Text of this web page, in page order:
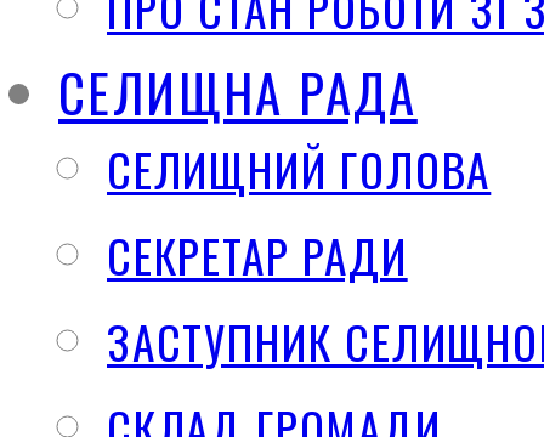
СЕЛИЩНА РАДА
СЕЛИЩНИЙ ГОЛОВА
СЕКРЕТАР РАДИ
ЗАСТУПНИК